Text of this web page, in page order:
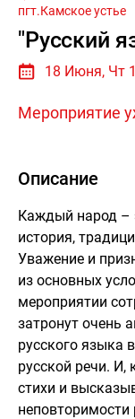
пгт.Камское устье
"Русский
18 Июня, Чт
Мероприятие
Описание
Каждый народ –
история,
Уважение и
из основных
мероприятии
затронут очень
русского языка
русской речи. И,
стихи и
неповторимости